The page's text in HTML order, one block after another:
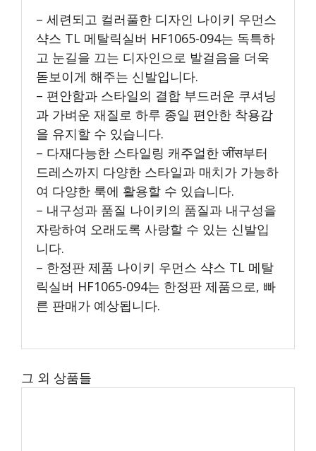
– 세련되고 컬러풀한 디자인 나이키 우먼스
샥스 TL 메탈릭실버 HF1065-094는 독특하
고 눈길을 끄는 디자인으로 발걸음을 더욱
돋보이게 해주는 신발입니다.
– 편안함과 스타일의 결합 부드러운 쿠셔닝
과 가벼운 재질로 하루 종일 편안한 착용감
을 유지할 수 있습니다.
– 다재다능한 스타일링 캐주얼한 जींस부터
드레스까지 다양한 스타일과 매치가 가능하
여 다양한 룩에 활용할 수 있습니다.
– 내구성과 품질 나이키의 품질과 내구성을
자랑하여 오래도록 사랑할 수 있는 신발입
니다.
– 한정판 제품 나이키 우먼스 샥스 TL 메탈
릭실버 HF1065-094는 한정판 제품으로, 빠
른 판매가 예상됩니다.
그 외 상품들